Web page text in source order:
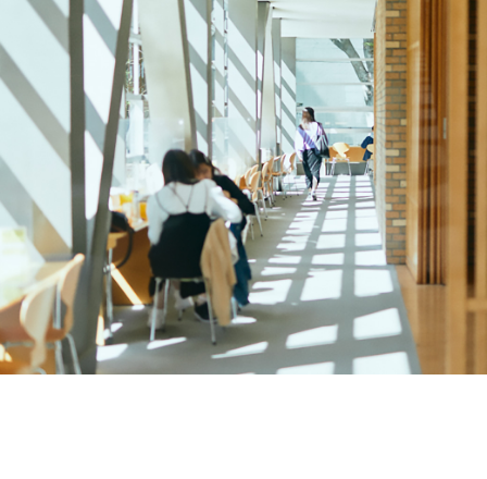
地域・一般の方
報道関係の方
受験生の方
在学生の方
卒業生の方
保証人の方
企業・研究者の方
地域・一般の方
報道関係の方
明治学院大学について
教育
研究
学生生活